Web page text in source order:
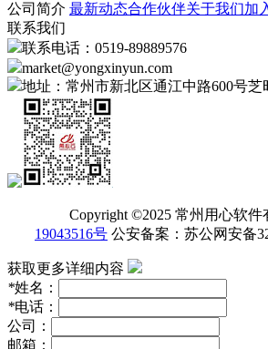
公司简介 最新动态合作伙伴关于我们加
联系我们
联系电话：0519-89889576
market@yongxinyun.com
地址：常州市新北区通江中路600号芝
Copyright ©2025 常州用心软件
19043516号 公安备案：苏公网安备
获取更多详细内容
*姓名：
*电话：
公司：
邮箱：